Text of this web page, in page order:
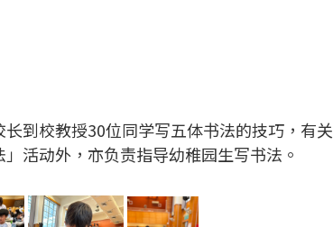
到校教授30位同学写五体书法的技巧，有关
活动外，亦负责指导幼稚园生写书法。